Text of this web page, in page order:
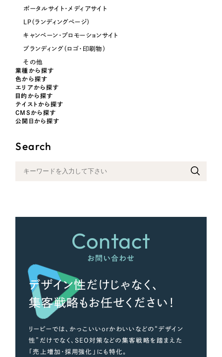
グリーン・緑色
ブルー・青色
パープル・紫色
ピンク・桃色
さらに条件を追加する
ポータルサイト・メディアサイト
LP（ランディングページ）
キャンペーン・プロモーションサイト
ブランディング（ロゴ・印刷物）
その他
業種から探す
色から探す
エリアから探す
目的から探す
テイストから探す
CMSから探す
公開日から探す
Search
Contact
お問い合わせ
デザイン性だけじゃなく、
集客戦略もお任せください！
リーピーでは、かっこいいorかわいいなどの“デザイン
性”だけでなく、SEO対策などの集客戦略を踏まえた
「売上増加・採用強化」にも特化。